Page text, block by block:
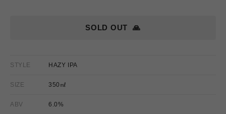
🙏
SOLD OUT
STYLE HAZY IPA
SIZE 350㎖
ABV 6.0%